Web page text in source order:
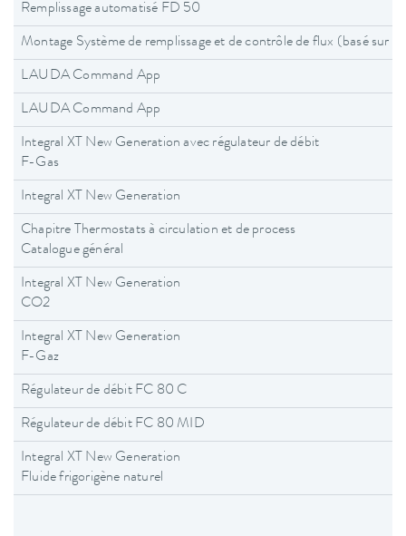
Remplissage automatisé FD 50
Montage Système de remplissage et de contrôle de flux (basé sur
LAUDA Command App
LAUDA Command App
Integral XT New Generation avec régulateur de débit
F-Gas
Integral XT New Generation
Chapitre Thermostats à circulation et de process
Catalogue général
Integral XT New Generation
CO2
Integral XT New Generation
F-Gaz
Régulateur de débit FC 80 C
Régulateur de débit FC 80 MID
Integral XT New Generation
Fluide frigorigène naturel